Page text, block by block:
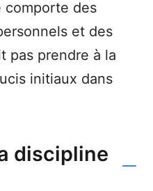
comporte des
et des
pas prendre à la
initiaux dans
discipline